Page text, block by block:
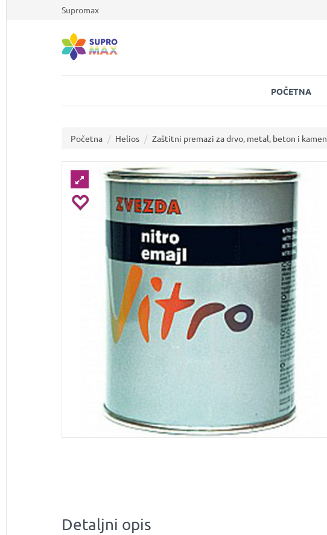
Supromax
POČETNA
Početna Helios Zaštitni premazi za drvo, metal, beton i kamen
Detaljni opis